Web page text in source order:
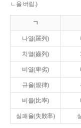
ㄴ을 버림.)
ㄱ
나열(羅列)
치열(齒列)
비열(卑劣)
규율(規律)
비율(比率)
실패율(失敗率)